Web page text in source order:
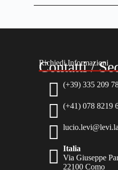
Richiedi Informazioni
Contatti /
(+39) 335 209
(+41) 078 8219
Italia
Via Giuseppe
22100 Como